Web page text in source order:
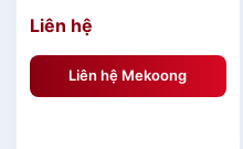
(Lemon)
Liên hệ
Liên hệ Mekoong